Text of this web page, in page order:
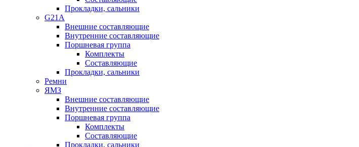
Прокладки, сальники
G21A
Внешние составляющие
Внутренние составляющие
Поршневая группа
Комплекты
Составляющие
Прокладки, сальники
Ремни
ЯМЗ
Внешние составляющие
Внутренние составляющие
Поршневая группа
Комплекты
Составляющие
Прокладки, сальники